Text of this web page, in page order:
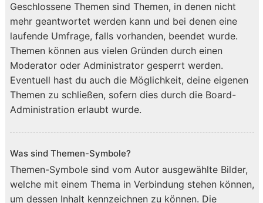
Geschlossene Themen sind Themen, in denen nicht
mehr geantwortet werden kann und bei denen eine
laufende Umfrage, falls vorhanden, beendet wurde.
Themen können aus vielen Gründen durch einen
Moderator oder Administrator gesperrt werden.
Eventuell hast du auch die Möglichkeit, deine eigenen
Themen zu schließen, sofern dies durch die Board-
Administration erlaubt wurde.
Was sind Themen-Symbole?
Themen-Symbole sind vom Autor ausgewählte Bilder,
welche mit einem Thema in Verbindung stehen können,
um dessen Inhalt kennzeichnen zu können. Die